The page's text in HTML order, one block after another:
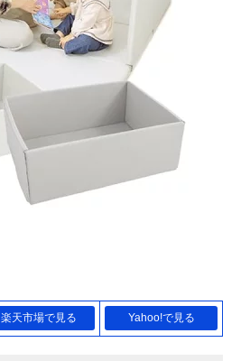
楽天市場で見る Yahoo!で見る